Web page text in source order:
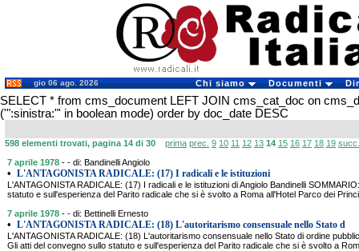
gio 06 ago. 2026 Chi siamo Documenti
SELECT * from cms_document LEFT JOIN cms_cat_doc on
('":sinistra:"' in boolean mode) order by doc_date DESC
598 elementi trovati, pagina 14 di 30 prima prec. 9 10 11 12 13 14 15 16 17 18 19 succ.
7 aprile 1978 - - di: Bandinelli Angiolo
• L'ANTAGONISTA RADICALE: (17) I radicali e le istituzioni
L'ANTAGONISTA RADICALE: (17) I radicali e le istituzioni di Angiolo Bandinelli
statuto e sull'esperienza del Parito radicale che si è svolto a Roma all'Hotel Parco dei
7 aprile 1978 - - di: Bettinelli Ernesto
• L'ANTAGONISTA RADICALE: (18) L'autoritarismo consensuale nello Stato d
L'ANTAGONISTA RADICALE: (18) L'autoritarismo consensuale nello Stato di ordine
Gli atti del convegno sullo statuto e sull'esperienza del Parito radicale che si è svolto a